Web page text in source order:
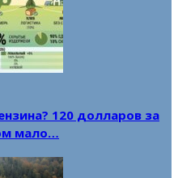
120 долларов за
мало…